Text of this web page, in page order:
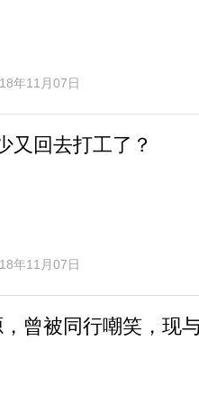
年11月07日
又回去打工了？
年11月07日
曾被同行嘲笑，现